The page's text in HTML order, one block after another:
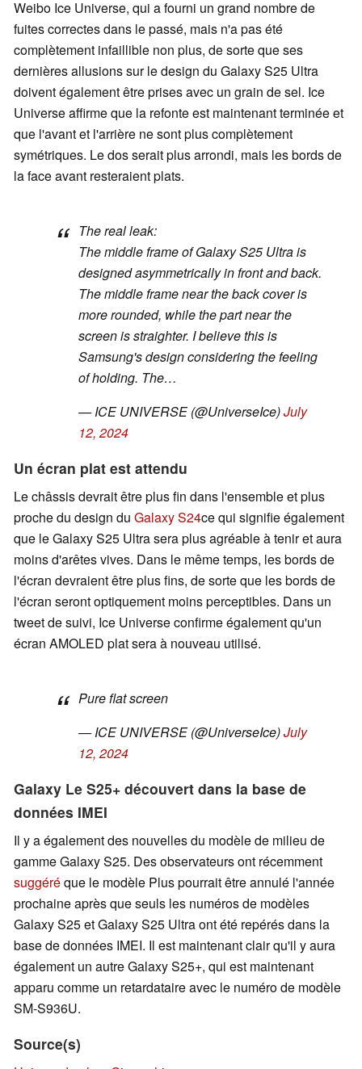
Weibo Ice Universe, qui a fourni un grand nombre de
fuites correctes dans le passé, mais n'a pas été
complètement infaillible non plus, de sorte que ses
dernières allusions sur le design du Galaxy S25 Ultra
doivent également être prises avec un grain de sel. Ice
Universe affirme que la refonte est maintenant terminée et
que l'avant et l'arrière ne sont plus complètement
symétriques. Le dos serait plus arrondi, mais les bords de
la face avant resteraient plats.
The real leak:
The middle frame of Galaxy S25 Ultra is
designed asymmetrically in front and back.
The middle frame near the back cover is
more rounded, while the part near the
screen is straighter. I believe this is
Samsung's design considering the feeling
of holding. The…
— ICE UNIVERSE (@UniverseIce)July
12, 2024
Un écran plat est attendu
Le châssis devrait être plus fin dans l'ensemble et plus
proche du design du Galaxy S24ce qui signifie également
que le Galaxy S25 Ultra sera plus agréable à tenir et aura
moins d'arêtes vives. Dans le même temps, les bords de
l'écran devraient être plus fins, de sorte que les bords de
l'écran seront optiquement moins perceptibles. Dans un
tweet de suivi, Ice Universe confirme également qu'un
écran AMOLED plat sera à nouveau utilisé.
Pure flat screen
— ICE UNIVERSE (@UniverseIce)July
12, 2024
Galaxy Le S25+ découvert dans la base de
données IMEI
Il y a également des nouvelles du modèle de milieu de
gamme Galaxy S25. Des observateurs ont récemment
suggéréque le modèle Plus pourrait être annulé l'année
prochaine après que seuls les numéros de modèles
Galaxy S25 et Galaxy S25 Ultra ont été repérés dans la
base de données IMEI. Il est maintenant clair qu'il y aura
également un autre Galaxy S25+, qui est maintenant
apparu comme un retardataire avec le numéro de modèle
SM-S936U.
Source(s)